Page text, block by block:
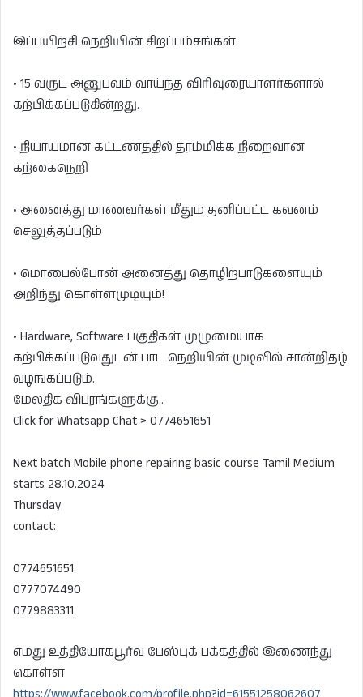
இப்பயிற்சி நெறியின் சிறப்பம்சங்கள்
• 15 வருட அனுபவம் வாய்ந்த விரிவுரையாளர்களால்
கற்பிக்கப்படுகின்றது.
• நியாயமான கட்டணத்தில் தரம்மிக்க நிறைவான
கற்கைநெறி
• அனைத்து மாணவர்கள் மீதும் தனிப்பட்ட கவனம்
செலுத்தப்படும்
• மொபைல்போன் அனைத்து தொழிற்பாடுகளையும்
அறிந்து கொள்ளமுடியும்!
• Hardware, Software பகுதிகள் முழுமையாக
கற்பிக்கப்படுவதுடன் பாட நெறியின் முடிவில் சான்றிதழ்
வழங்கப்படும்.
மேலதிக விபரங்களுக்கு..
Click for Whatsapp Chat > 0774651651
Next batch Mobile phone repairing basic course Tamil Medium
starts 28.10.2024
Thursday
contact:
0774651651
0777074490
0779883311
எமது உத்தியோகபூர்வ பேஸ்புக் பக்கத்தில் இணைந்து
கொள்ள